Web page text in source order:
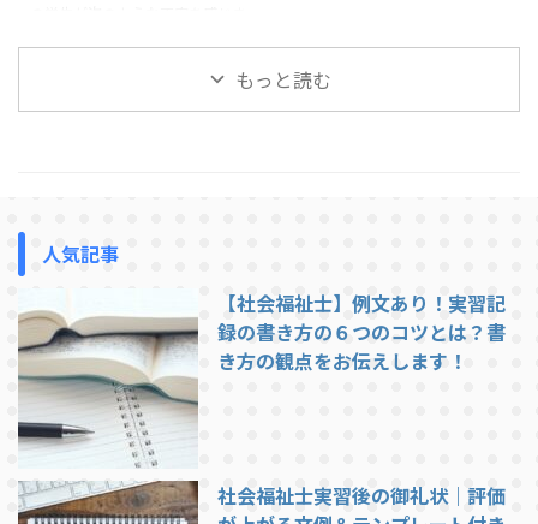
の実習は忙しいのだろうか」「実
習生はどこまで関わることができ
から実習に行く方がイメージをつ
会福祉協議会での実習は、基本的
には職員と同じ時間帯で行われま
す。ここでは一例として、典型的
...
もっと読む
人気記事
【社会福祉士】例文あり！実習記
録の書き方の６つのコツとは？書
き方の観点をお伝えします！
社会福祉士実習後の御礼状｜評価